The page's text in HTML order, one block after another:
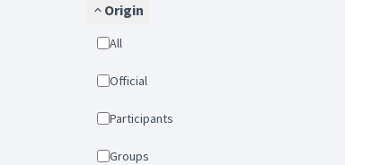
Origin
All
Official
Participants
Groups